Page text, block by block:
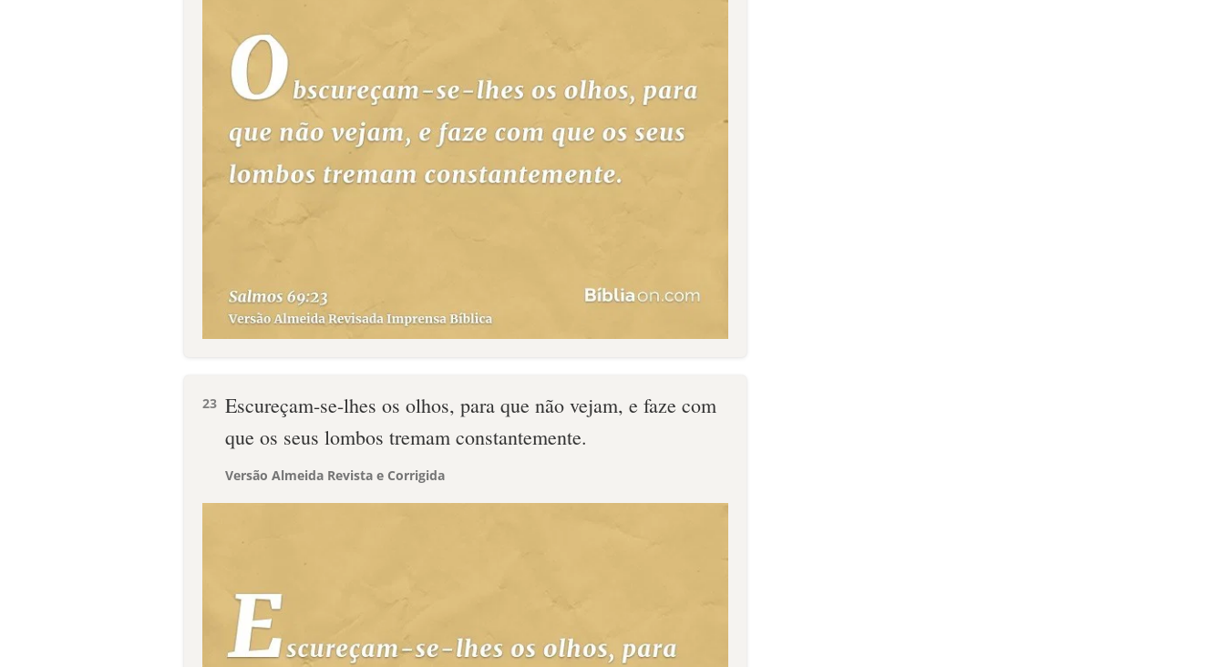
23 Escureçam-se-lhes os olhos, para que não vejam, e faze com
que os seus lombos tremam constantemente.
Versão Almeida Revista e Corrigida